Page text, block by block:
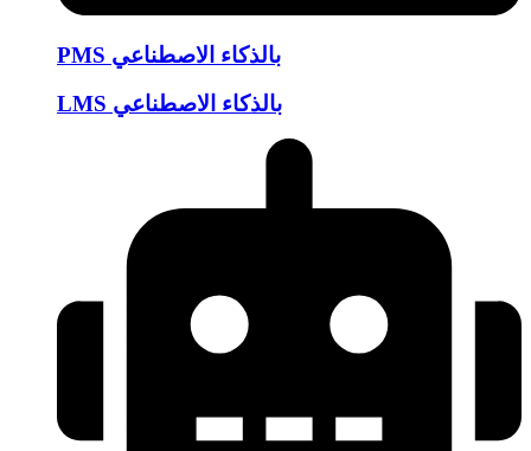
PMS بالذكاء الاصطناعي
LMS بالذكاء الاصطناعي